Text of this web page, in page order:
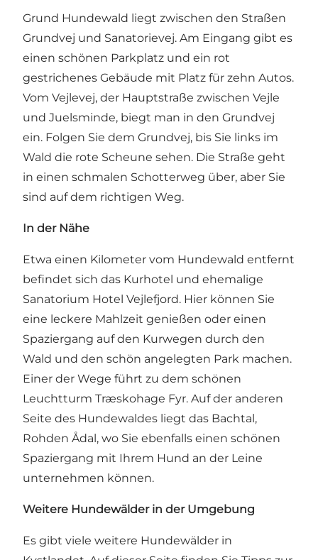
Grund Hundewald liegt zwischen den Straßen
Grundvej und Sanatorievej. Am Eingang gibt es
einen schönen Parkplatz und ein rot
gestrichenes Gebäude mit Platz für zehn Autos.
Vom Vejlevej, der Hauptstraße zwischen Vejle
und Juelsminde, biegt man in den Grundvej
ein. Folgen Sie dem Grundvej, bis Sie links im
Wald die rote Scheune sehen. Die Straße geht
in einen schmalen Schotterweg über, aber Sie
sind auf dem richtigen Weg.
In der Nähe
Etwa einen Kilometer vom Hundewald entfernt
befindet sich das Kurhotel und ehemalige
Sanatorium Hotel Vejlefjord. Hier können Sie
eine leckere Mahlzeit genießen oder einen
Spaziergang auf den Kurwegen durch den
Wald und den schön angelegten Park machen.
Einer der Wege führt zu dem schönen
Leuchtturm Træskohage Fyr. Auf der anderen
Seite des Hundewaldes liegt das Bachtal,
Rohden Ådal, wo Sie ebenfalls einen schönen
Spaziergang mit Ihrem Hund an der Leine
unternehmen können.
Weitere Hundewälder in der Umgebung
Es gibt viele weitere Hundewälder in